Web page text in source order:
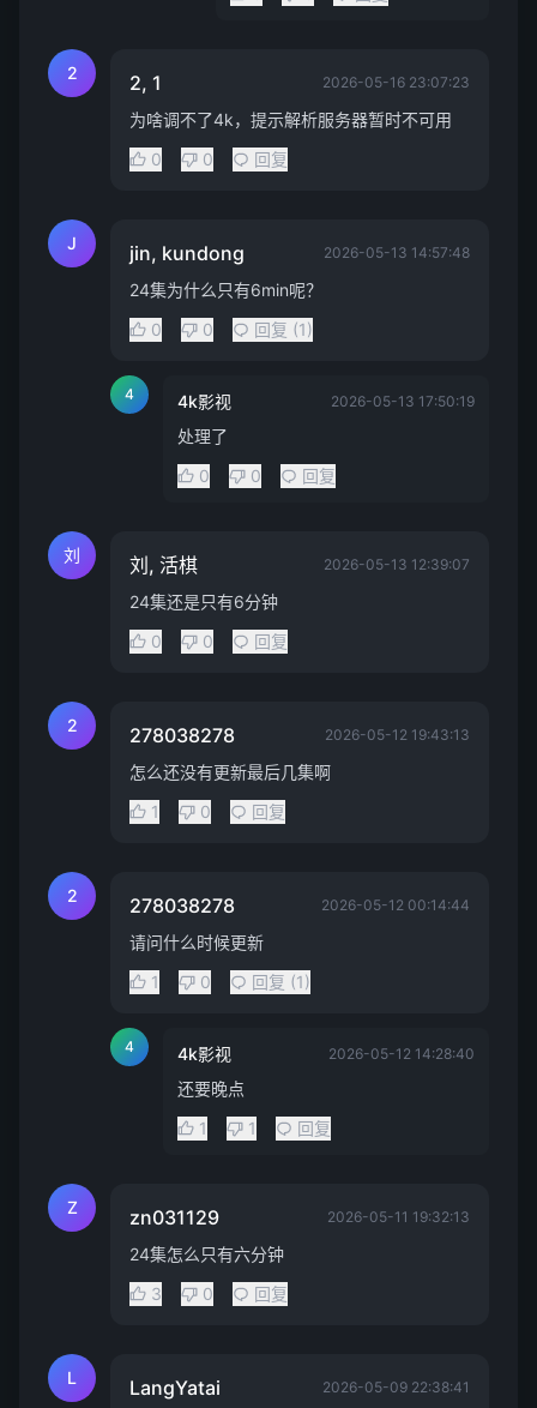
2 2, 1 2026-05-16 23:07:23
为啥调不了4k，提示解析服务器暂时不可用
0
0 回复
J jin, kundong 2026-05-13 14:57:48
24集为什么只有6min呢？
0
0 回复 (1)
4 4k影视 2026-05-13 17:50:19
处理了
0
0 回复
刘 刘, 活棋 2026-05-13 12:39:07
24集还是只有6分钟
0
0 回复
2 278038278 2026-05-12 19:43:13
怎么还没有更新最后几集啊
1
0 回复
2 278038278 2026-05-12 00:14:44
请问什么时候更新
1
0 回复 (1)
4 4k影视 2026-05-12 14:28:40
还要晚点
1
1 回复
Z zn031129 2026-05-11 19:32:13
24集怎么只有六分钟
3
0 回复
L LangYatai 2026-05-09 22:38:41